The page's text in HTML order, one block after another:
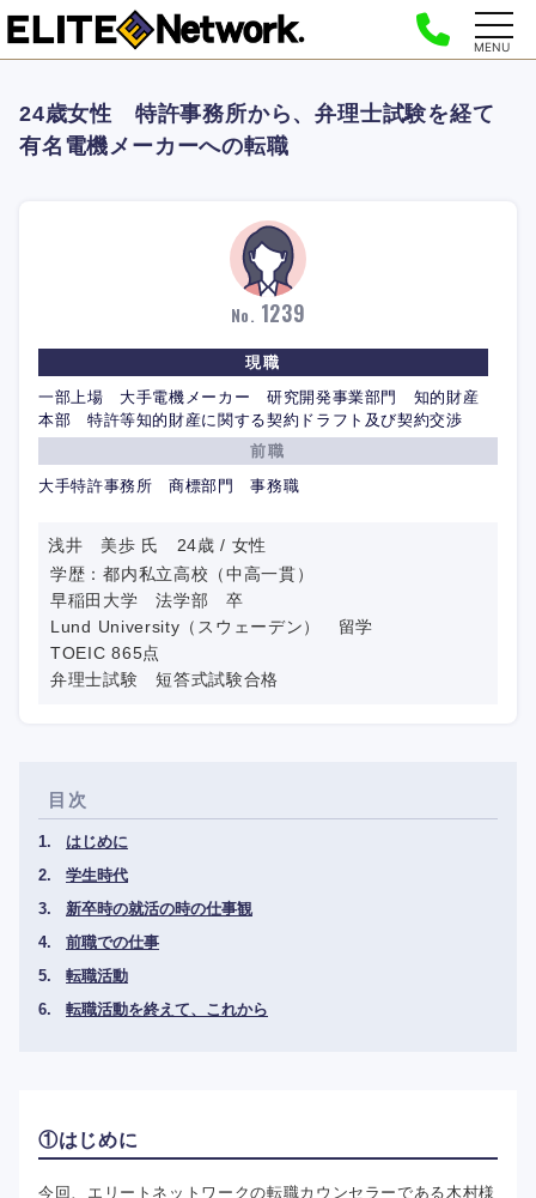
MENU
24歳女性 特許事務所から、弁理士試験を経て
有名電機メーカーへの転職
No. 1239
現職
一部上場 大手電機メーカー 研究開発事業部門 知的財産
本部 特許等知的財産に関する契約ドラフト及び契約交渉
前職
大手特許事務所 商標部門 事務職
浅井 美歩 氏 24歳 / 女性
学歴：都内私立高校（中高一貫）
早稲田大学 法学部 卒
Lund University（スウェーデン） 留学
TOEIC 865点
弁理士試験 短答式試験合格
目次
はじめに
学生時代
新卒時の就活の時の仕事観
前職での仕事
転職活動
転職活動を終えて、これから
①はじめに
今回、エリートネットワークの転職カウンセラーである木村様